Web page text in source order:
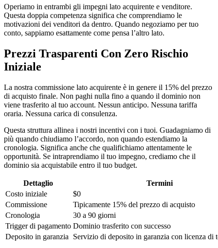
Operiamo in entrambi gli impegni lato acquirente e venditore.
Questa doppia competenza significa che comprendiamo le
motivazioni dei venditori da dentro. Quando negoziamo per tuo
conto, sappiamo esattamente come pensa l’altro lato.
Prezzi Trasparenti Con Zero Rischio
Iniziale
La nostra commissione lato acquirente è in genere il 15% del prezzo
di acquisto finale. Non paghi nulla fino a quando il dominio non
viene trasferito al tuo account. Nessun anticipo. Nessuna tariffa
oraria. Nessuna carica di consulenza.
Questa struttura allinea i nostri incentivi con i tuoi. Guadagniamo di
più quando chiudiamo l’accordo, non quando estendiamo la
cronologia. Significa anche che qualifichiamo attentamente le
opportunità. Se intraprendiamo il tuo impegno, crediamo che il
dominio sia acquistabile entro il tuo budget.
Dettaglio
Termini
Costo iniziale
$0
Commissione
Tipicamente 15% del prezzo di acquisto
Cronologia
30 a 90 giorni
Trigger di pagamento Dominio trasferito con successo
Deposito in garanzia
Servizio di deposito in garanzia con licenza di